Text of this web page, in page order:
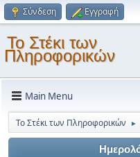
Σύνδεση Εγγραφή
Το Στέκι των
Πληροφορικών
Main Menu
Το Στέκι των Πληροφορικών ►